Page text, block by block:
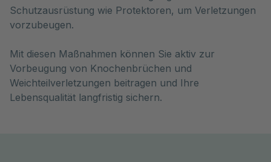
Schutzausrüstung wie Protektoren, um Verletzungen
vorzubeugen.
Mit diesen Maßnahmen können Sie aktiv zur
Vorbeugung von Knochenbrüchen und
Weichteilverletzungen beitragen und Ihre
Lebensqualität langfristig sichern.